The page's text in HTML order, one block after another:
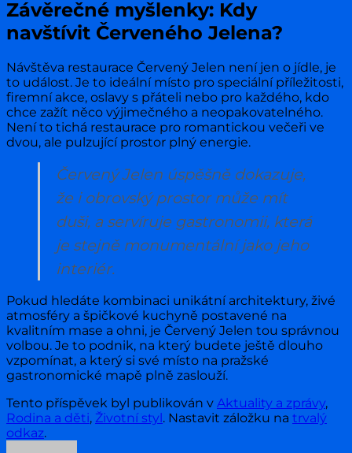
Závěrečné myšlenky: Kdy
navštívit Červeného Jelena?
Návštěva restaurace Červený Jelen není jen o jídle, je
to událost. Je to ideální místo pro speciální příležitosti,
firemní akce, oslavy s přáteli nebo pro každého, kdo
chce zažít něco výjimečného a neopakovatelného.
Není to tichá restaurace pro romantickou večeři ve
dvou, ale pulzující prostor plný energie.
Červený Jelen úspěšně dokazuje,
že i obrovský prostor může mít
duši, a servíruje gastronomii, která
je stejně monumentální jako jeho
interiér.
Pokud hledáte kombinaci unikátní architektury, živé
atmosféry a špičkové kuchyně postavené na
kvalitním mase a ohni, je Červený Jelen tou správnou
volbou. Je to podnik, na který budete ještě dlouho
vzpomínat, a který si své místo na pražské
gastronomické mapě plně zaslouží.
Tento příspěvek byl publikován v Aktuality a zprávy,
Rodina a děti, Životní styl. Nastavit záložku na trvalý
odkaz.